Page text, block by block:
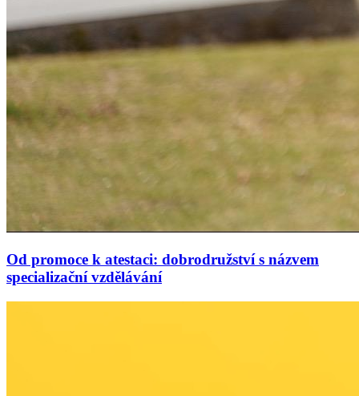
Od promoce k atestaci: dobrodružství s názvem
specializační vzdělávání